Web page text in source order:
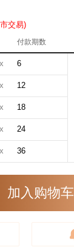
交易)
付款期数
x 6
x 12
x 18
x 24
x 36
加入购物车